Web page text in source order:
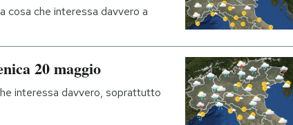
cosa che interessa davvero a
20 maggio
interessa davvero, soprattutto